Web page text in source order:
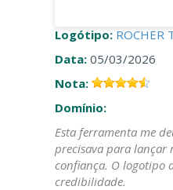
Logótipo: ROCHER
Data: 05/03/2026
Nota:
Domínio:
Esta ferramenta me
precisava para lançar
confiança. O logotipo
credibilidade.